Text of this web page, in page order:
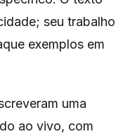
seu trabalho
exemplos em
uma
ao vivo, com